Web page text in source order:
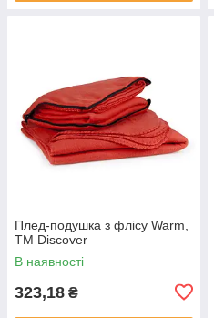
Плед-подушка з флісу Warm,
TM Discover
В наявності
323,18 ₴